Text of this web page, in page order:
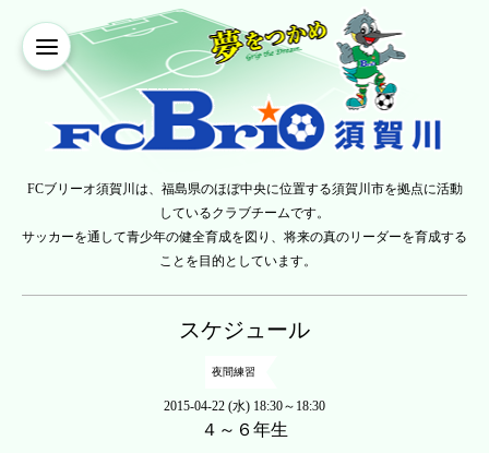
FCブリーオ須賀川は、福島県のほぼ中央に位置する須賀川市を拠点に活動
しているクラブチームです。
サッカーを通して青少年の健全育成を図り、将来の真のリーダーを育成する
ことを目的としています。
スケジュール
夜間練習
2015-04-22 (水) 18:30～18:30
４～６年生